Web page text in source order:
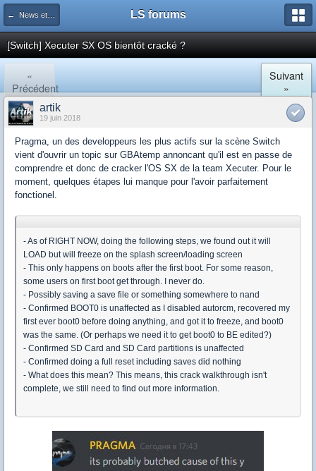
← News et actualités postées sur LS LS forums
[Switch] Xecuter SX OS bientôt cracké ?
«
Précédent
Suivant
»
artik
19 juin 2018
Pragma, un des developpeurs les plus actifs sur la scène Switch
vient d'ouvrir un topic sur GBAtemp annoncant qu'il est en passe de
comprendre et donc de cracker l'OS SX de la team Xecuter. Pour le
moment, quelques étapes lui manque pour l'avoir parfaitement
fonctionel.
- As of RIGHT NOW, doing the following steps, we found out it will
LOAD but will freeze on the splash screen/loading screen
- This only happens on boots after the first boot. For some reason,
some users on first boot get through. I never do.
- Possibly saving a save file or something somewhere to nand
- Confirmed BOOT0 is unaffected as I disabled autorcm, recovered my
first ever boot0 before doing anything, and got it to freeze, and boot0
was the same. (Or perhaps we need it to get boot0 to BE edited?)
- Confirmed SD Card and SD Card partitions is unaffected
- Confirmed doing a full reset including saves did nothing
- What does this mean? This means, this crack walkthrough isn't
complete, we still need to find out more information.